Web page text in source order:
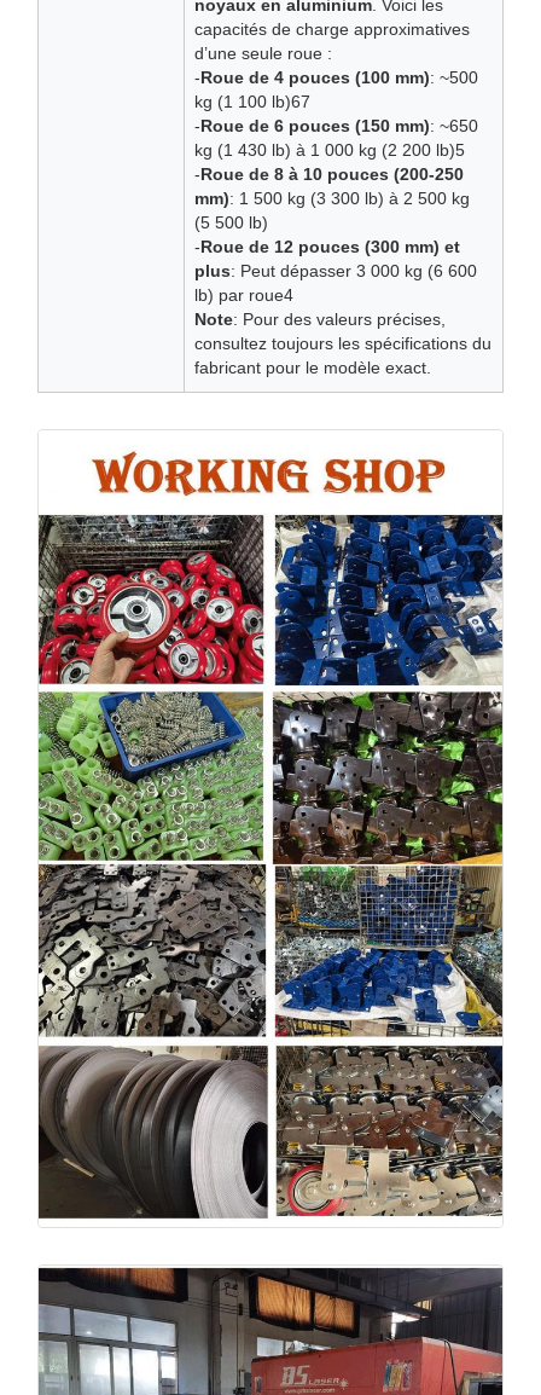
noyaux en aluminium . Voici les
capacités de charge approximatives
d’une seule roue :
-Roue de 4 pouces (100 mm): ~500
kg (1 100 lb)67
-Roue de 6 pouces (150 mm): ~650
kg (1 430 lb) à 1 000 kg (2 200 lb)5
-Roue de 8 à 10 pouces (200-250
mm): 1 500 kg (3 300 lb) à 2 500 kg
(5 500 lb)
-Roue de 12 pouces (300 mm) et
plus: Peut dépasser 3 000 kg (6 600
lb) par roue4
Note: Pour des valeurs précises,
consultez toujours les spécifications du
fabricant pour le modèle exact.